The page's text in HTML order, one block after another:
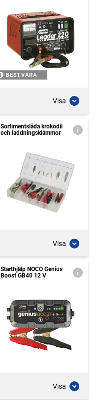
BEST.VARA
Visa
Sortimentslåda krokodil
och laddningsklämmor
Visa
Starthjälp NOCO Genius
Boost GB40 12 V
Visa